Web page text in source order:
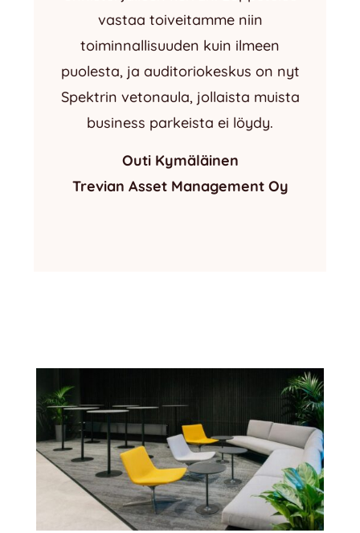
vastaa toiveitamme niin
toiminnallisuuden kuin ilmeen
puolesta, ja auditoriokeskus on nyt
Spektrin vetonaula, jollaista muista
business parkeista ei löydy.
Outi Kymäläinen
Trevian Asset Management Oy